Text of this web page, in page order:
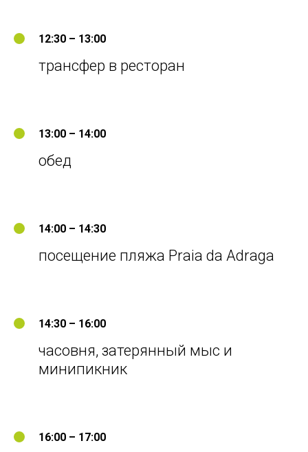
12:30 – 13:00
трансфер в ресторан
13:00 – 14:00
обед
14:00 – 14:30
посещение пляжа Praia da Adraga
14:30 – 16:00
часовня, затерянный мыс и
минипикник
16:00 – 17:00